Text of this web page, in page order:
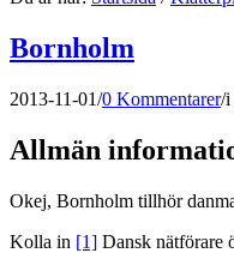
Bornholm
2013-11-01/0 Kommentarer/i
Allmän
Okej, Bornholm tillhör
Kolla in [1] Dansk nätförare